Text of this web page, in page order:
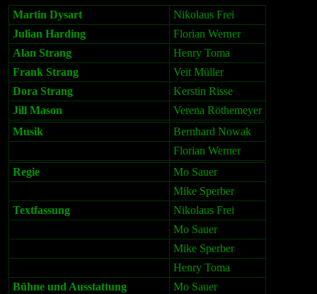
Martin Dysart
Nikolaus Frei
Julian Harding
Florian Werner
Alan Strang
Henry Toma
Frank Strang
Veit Müller
Dora Strang
Kerstin Risse
Jill Mason
Verena Röthemeyer
Musik
Bernhard Nowak
Florian Werner
Regie
Mo Sauer
Mike Sperber
Textfassung
Nikolaus Frei
Mo Sauer
Mike Sperber
Henry Toma
Bühne und Ausstattung
Mo Sauer